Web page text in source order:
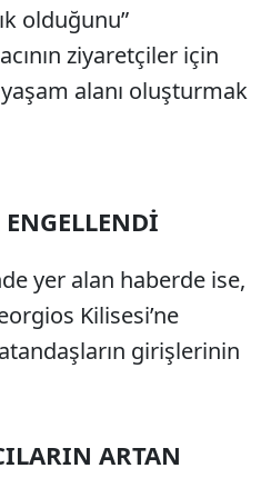
olduğunu”
ziyaretçiler için
alanı oluşturmak
yer alan haberde ise,
Kilisesi’ne
girişlerinin
ARTAN